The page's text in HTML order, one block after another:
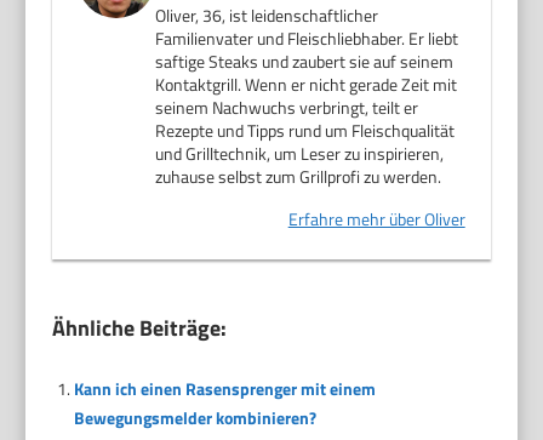
Oliver, 36, ist leidenschaftlicher
Familienvater und Fleischliebhaber. Er liebt
saftige Steaks und zaubert sie auf seinem
Kontaktgrill. Wenn er nicht gerade Zeit mit
seinem Nachwuchs verbringt, teilt er
Rezepte und Tipps rund um Fleischqualität
und Grilltechnik, um Leser zu inspirieren,
zuhause selbst zum Grillprofi zu werden.
Erfahre mehr über Oliver
Ähnliche Beiträge:
Kann ich einen Rasensprenger mit einem
Bewegungsmelder kombinieren?